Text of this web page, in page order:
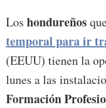
Los hondureños
temporal para ir
(EEUU) tienen la
lunes a las
Formación